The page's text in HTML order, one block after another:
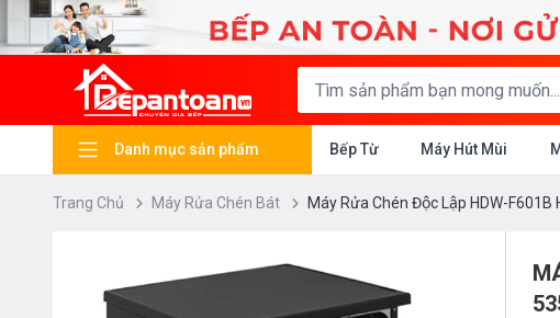
Danh mục sản phẩm Bếp Từ Máy Hút Mùi
Trang Chủ Máy Rửa Chén Bát Máy Rửa Chén Độc Lập HDW-